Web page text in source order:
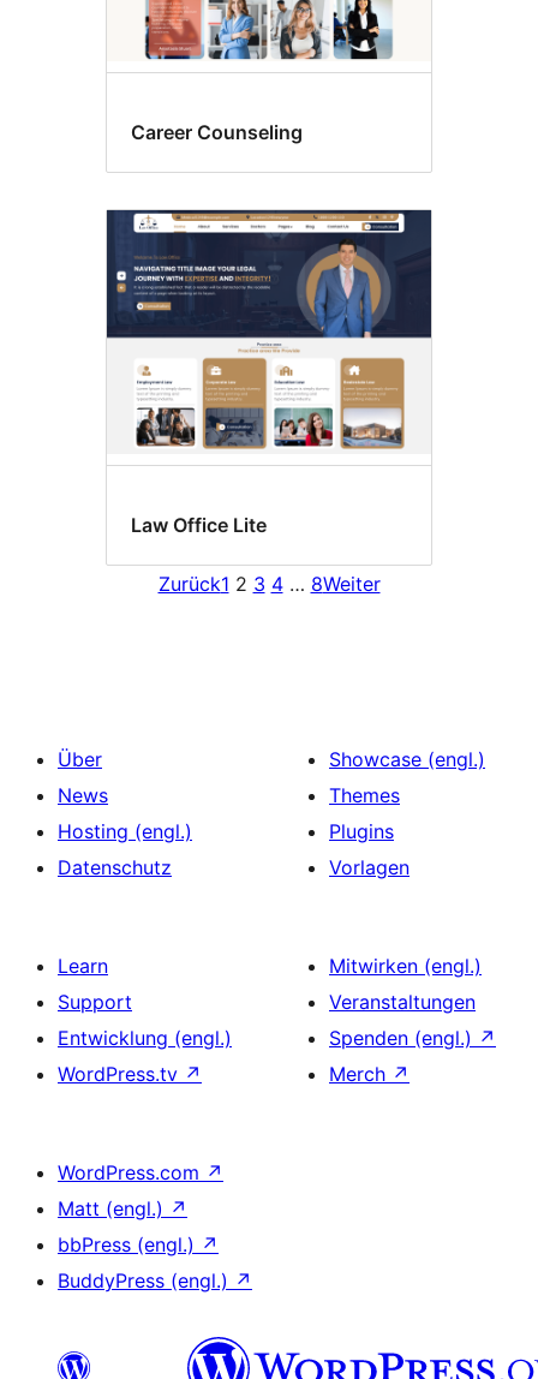
Career Counseling
Law Office Lite
Zurück1 2 3 4 … 8Weiter
Über
News
Hosting (engl.)
Datenschutz
Showcase (engl.)
Themes
Plugins
Vorlagen
Learn
Support
Entwicklung (engl.)
WordPress.tv ↗
Mitwirken (engl.)
Veranstaltungen
Spenden (engl.) ↗
Merch ↗
WordPress.com ↗
Matt (engl.) ↗
bbPress (engl.) ↗
BuddyPress (engl.) ↗